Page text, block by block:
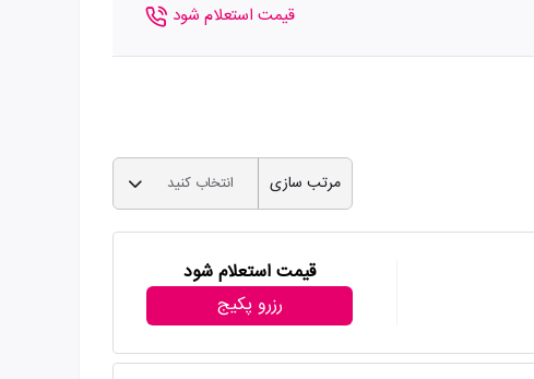
قیمت استعلام شود
مرتب سازی انتخاب کنید
قیمت استعلام شود
رزرو پکیج